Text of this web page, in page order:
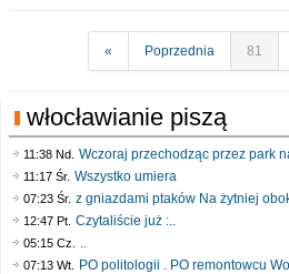
« Poprzednia 81
włocławianie piszą
11:38 Nd. Wczoraj przechodząc przez park
11:17 Śr. Wszystko umiera
07:23 Śr. z gniazdami ptaków Na żytniej
12:47 Pt. Czytaliście już :..
05:15 Cz. ..
07:13 Wt. PO politologii . PO remontowcu